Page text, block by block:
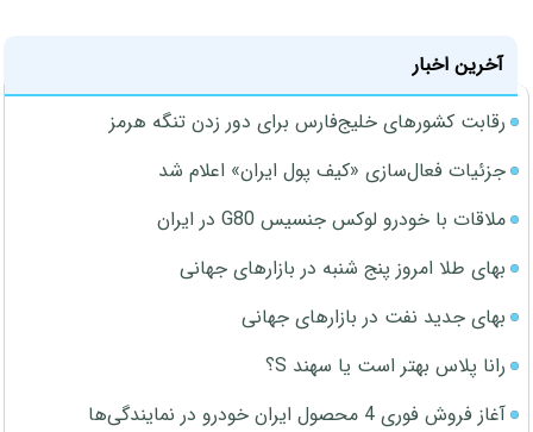
آخرین اخبار
رقابت کشورهای خلیج‌فارس برای دور زدن تنگه هرمز
جزئیات فعال‌سازی «کیف پول ایران» اعلام شد
ملاقات با خودرو لوکس جنسیس G80 در ایران
بهای طلا امروز پنج شنبه در بازارهای جهانی
بهای جدید نفت در بازارهای جهانی
رانا پلاس بهتر است یا سهند S؟
آغاز فروش فوری 4 محصول ایران خودرو در نمایندگی‌ها